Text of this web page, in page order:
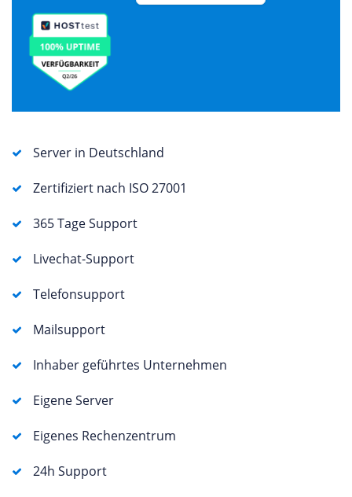
Server in Deutschland
Zertifiziert nach ISO 27001
365 Tage Support
Livechat-Support
Telefonsupport
Mailsupport
Inhaber geführtes Unternehmen
Eigene Server
Eigenes Rechenzentrum
24h Support